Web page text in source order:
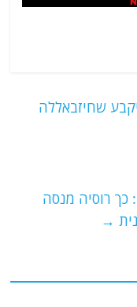
שחיזבאללה
כך רוסיה מנסה
→